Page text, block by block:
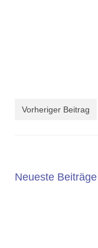
Vorheriger Beitrag
Neueste Beiträge